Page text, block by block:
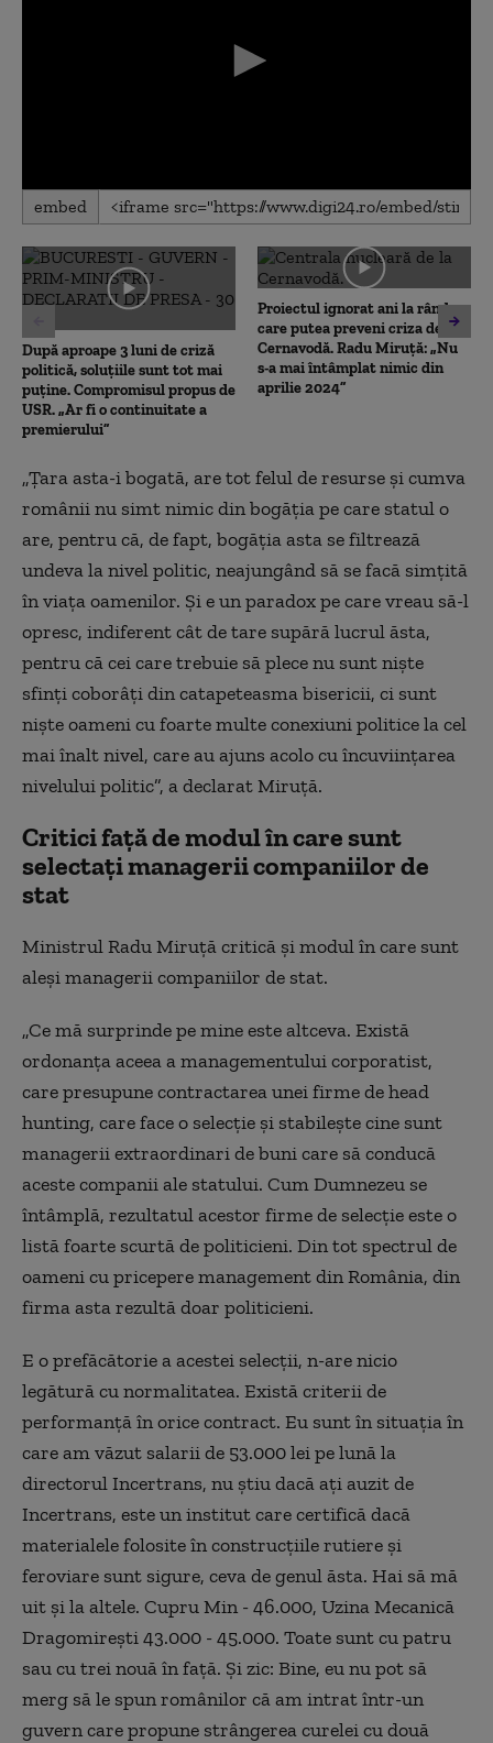
0
seconds
0
seconds
embed
După aproape 3 luni de criză
politică, soluțiile sunt tot mai
puține. Compromisul propus de
USR. „Ar fi o continuitate a
premierului”
Proiectul ignorat ani la rând
care putea preveni criza de la
Cernavodă. Radu Miruță: „Nu
s-a mai întâmplat nimic din
aprilie 2024”
„Țara asta-i bogată, are tot felul de resurse și cumva
românii nu simt nimic din bogăția pe care statul o
are, pentru că, de fapt, bogăția asta se filtrează
undeva la nivel politic, neajungând să se facă simțită
în viața oamenilor. Și e un paradox pe care vreau să-l
opresc, indiferent cât de tare supără lucrul ăsta,
pentru că cei care trebuie să plece nu sunt niște
sfinți coborâți din catapeteasma bisericii, ci sunt
niște oameni cu foarte multe conexiuni politice la cel
mai înalt nivel, care au ajuns acolo cu încuviințarea
nivelului politic”, a declarat Miruță.
Critici față de modul în care sunt
selectați managerii companiilor de
stat
Ministrul Radu Miruță critică și modul în care sunt
aleși managerii companiilor de stat.
„Ce mă surprinde pe mine este altceva. Există
ordonanța aceea a managementului corporatist,
care presupune contractarea unei firme de head
hunting, care face o selecție și stabilește cine sunt
managerii extraordinari de buni care să conducă
aceste companii ale statului. Cum Dumnezeu se
întâmplă, rezultatul acestor firme de selecție este o
listă foarte scurtă de politicieni. Din tot spectrul de
oameni cu pricepere management din România, din
firma asta rezultă doar politicieni.
E o prefăcătorie a acestei selecții, n-are nicio
legătură cu normalitatea. Există criterii de
performanță în orice contract. Eu sunt în situația în
care am văzut salarii de 53.000 lei pe lună la
directorul Incertrans, nu știu dacă ați auzit de
Incertrans, este un institut care certifică dacă
materialele folosite în construcțiile rutiere și
feroviare sunt sigure, ceva de genul ăsta. Hai să mă
uit și la altele. Cupru Min - 46.000, Uzina Mecanică
Dragomirești 43.000 - 45.000. Toate sunt cu patru
sau cu trei nouă în față. Și zic: Bine, eu nu pot să
merg să le spun românilor că am intrat într-un
guvern care propune strângerea curelei cu două